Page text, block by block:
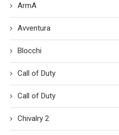
ArmA
Avventura
Blocchi
Call of Duty
Call of Duty
Chivalry 2